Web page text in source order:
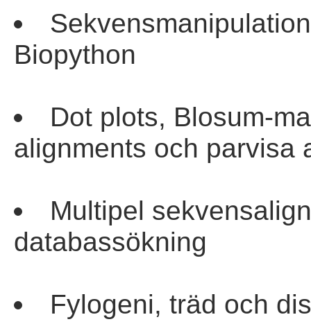
Biopython
Dot plots, Blosum-
alignments och
Multipel
databassökning
Fylogeni, träd och